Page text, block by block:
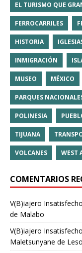
EL TURISMO QUE
FERROCARRILES
HISTORIA
INMIGRACIÓN
MUSEO MÉXICO
PARQUES
POLINESIA
TIJUANA
VOLCANES WEST
COMENTARIOS
V(B)iajero Insatisfecho
de Malabo
V(B)iajero Insatisfecho
Maletsunyane de